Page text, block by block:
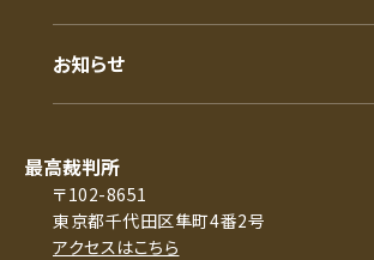
お知らせ
最高裁判所
〒102-8651
東京都千代田区隼町4番2号
アクセスはこちら